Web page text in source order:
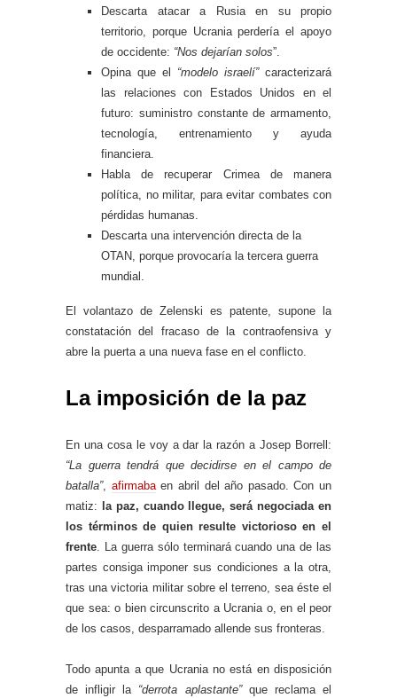
Descarta atacar a Rusia en su propio
territorio, porque Ucrania perdería el apoyo
de occidente: “Nos dejarían solos”.
Opina que el “modelo israelí”caracterizará
las relaciones con Estados Unidos en el
futuro: suministro constante de armamento,
tecnología, entrenamiento y ayuda
financiera.
Habla de recuperar Crimea de manera
política, no militar, para evitar combates con
pérdidas humanas.
Descarta una intervención directa de la
OTAN, porque provocaría la tercera guerra
mundial.
El volantazo de Zelenski es patente, supone la
constatación del fracaso de la contraofensiva y
abre la puerta a una nueva fase en el conflicto.
La imposición de la paz
En una cosa le voy a dar la razón a Josep Borrell:
“La guerra tendrá que decidirse en el campo de
batalla”, afirmabaen abril del año pasado. Con un
matiz:
la paz, cuando llegue, será negociada en
los términos de quien resulte victorioso en el
frente. La guerra sólo terminará cuando una de las
partes consiga imponer sus condiciones a la otra,
tras una victoria militar sobre el terreno, sea éste el
que sea: o bien circunscrito a Ucrania o, en el peor
de los casos, desparramado allende sus fronteras.
Todo apunta a que Ucrania no está en disposición
de infligir la “derrota aplastante”que reclama el